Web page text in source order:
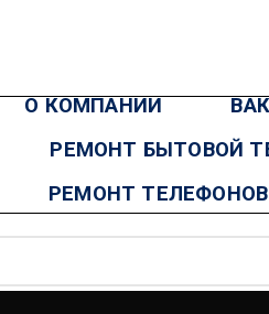
О КОМПАНИИ
РЕМОНТ БЫТОВОЙ
РЕМОНТ ТЕЛЕФОНОВ